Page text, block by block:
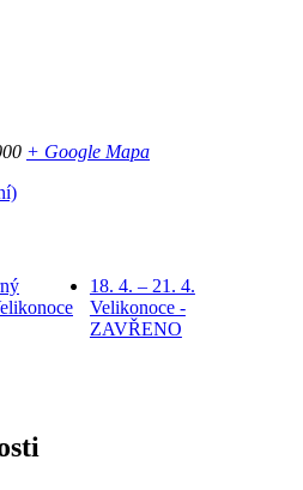
+ Google Mapa
18. 4. – 21. 4.
Velikonoce -
ZAVŘENO